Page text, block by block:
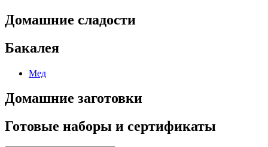
Домашние сладости
Бакалея
Мед
Домашние заготовки
Готовые наборы и сертификаты